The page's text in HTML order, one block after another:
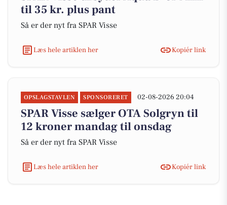
til 35 kr. plus pant
Så er der nyt fra SPAR Visse
Læs hele artiklen her Kopiér link
OPSLAGSTAVLEN SPONSORERET 02-08-2026 20:04
SPAR Visse sælger OTA Solgryn til
12 kroner mandag til onsdag
Så er der nyt fra SPAR Visse
Læs hele artiklen her Kopiér link